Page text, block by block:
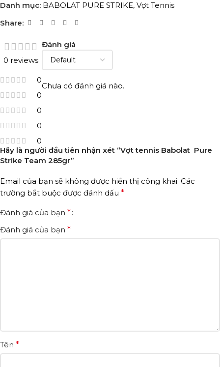
Danh mục: BABOLAT PURE STRIKE, Vợt Tennis
Share:
0 reviews
0
0
0
0
0
Đánh giá
Chưa có đánh giá nào.
Hãy là người đầu tiên nhận xét “Vợt tennis Babolat Pure
Strike Team 285gr”
Email của bạn sẽ không được hiển thị công khai. Các
trường bắt buộc được đánh dấu *
Đánh giá của bạn *
Đánh giá của bạn *
Tên *